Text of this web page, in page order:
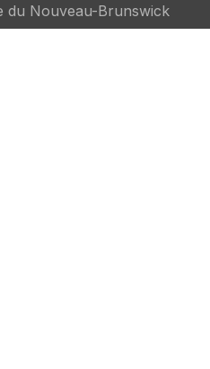
du Nouveau-Brunswick